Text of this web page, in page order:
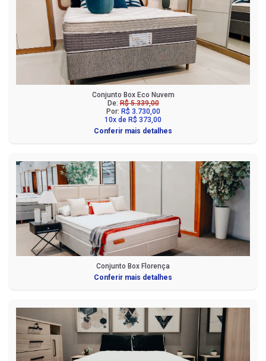
Conjunto Box Eco Nuvem
De:R$ 5.339,00
Por: R$ 3.730,00
10x de R$ 373,00
Conferir mais detalhes
Conjunto Box Florença
Conferir mais detalhes